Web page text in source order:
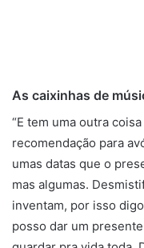
As caixinhas de
“E tem uma outra
recomendação para
umas datas que o
mas algumas.
inventam, por isso
posso dar um